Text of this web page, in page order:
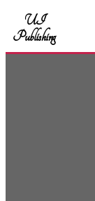
UI
Publishing